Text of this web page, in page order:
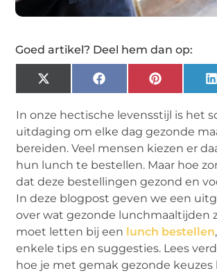
Goed artikel? Deel hem dan op:
X
(Twitter)
FacebookPinterest
In onze hectische levensstijl is het
uitdaging om elke dag gezonde
bereiden. Veel mensen kiezen er
hun lunch te bestellen. Maar hoe
dat deze bestellingen gezond en
In deze blogpost geven we een
over wat gezonde lunchmaaltijden
moet letten bij een lunch bestellen
enkele tips en suggesties. Lees
hoe je met gemak gezonde